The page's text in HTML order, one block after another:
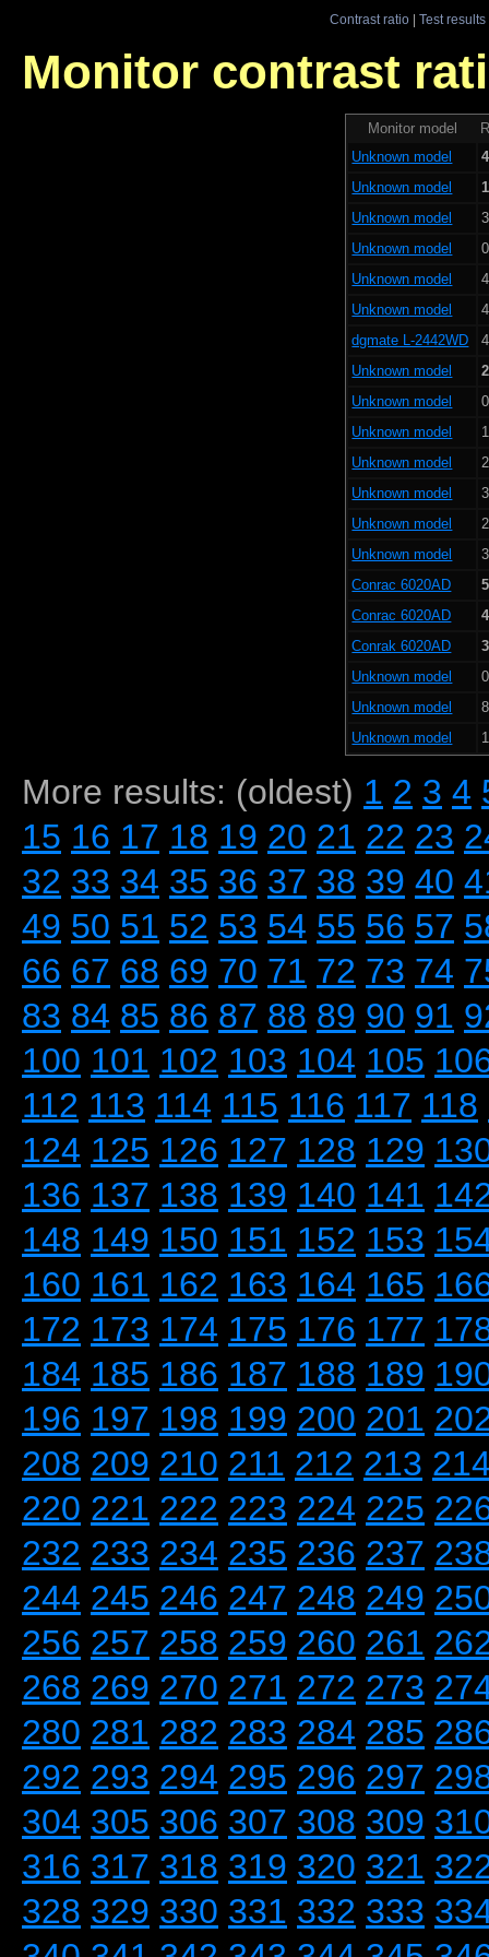
Contrast ratio| Test results
Monitor contrast
Monitor model
Unknown model
Unknown model
Unknown model
Unknown model
Unknown model
Unknown model
dgmate L-2442WD
Unknown model
Unknown model
Unknown model
Unknown model
Unknown model
Unknown model
Unknown model
Conrac 6020AD
Conrac 6020AD
Conrak 6020AD
Unknown model
Unknown model
Unknown model
More results: (oldest) 1 2 3 4
15 16 17 18 19 20 21 22 23
32 33 34 35 36 37 38 39 40
49 50 51 52 53 54 55 56 57
66 67 68 69 70 71 72 73 74
83 84 85 86 87 88 89 90 91
100 101 102 103 104 105
112 113 114 115 116 117 118
124 125 126 127 128 129
136 137 138 139 140 141
148 149 150 151 152 153
160 161 162 163 164 165
172 173 174 175 176 177
184 185 186 187 188 189
196 197 198 199 200 201
208 209 210 211 212 213
220 221 222 223 224 225
232 233 234 235 236 237
244 245 246 247 248 249
256 257 258 259 260 261
268 269 270 271 272 273
280 281 282 283 284 285
292 293 294 295 296 297
304 305 306 307 308 309
316 317 318 319 320 321
328 329 330 331 332 333